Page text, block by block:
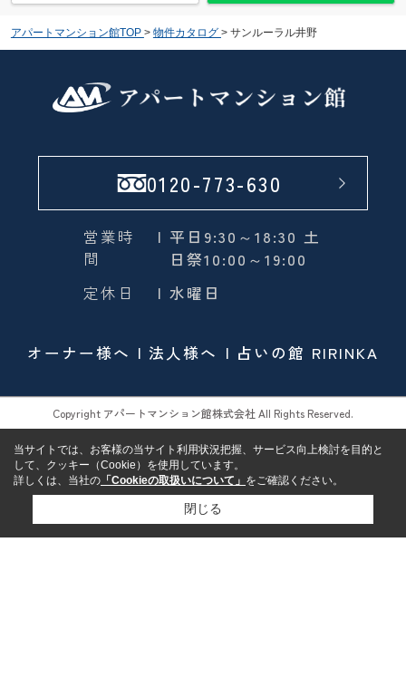
アパートマンション館TOP > 物件カタログ > サンルーラル井野
0120-773-630
営業時
間
| 平日9:30～18:30 土
日祭10:00～19:00
定休日
| 水曜日
オーナー様へ 法人様へ 占いの館 RIRINKA
Copyright アパートマンション館株式会社 All Rights Reserved.
当サイトでは、お客様の当サイト利用状況把握、サービス向上検討を目的と
して、クッキー（Cookie）を使用しています。
詳しくは、当社の 「Cookieの取扱いについて」 をご確認ください。
閉じる